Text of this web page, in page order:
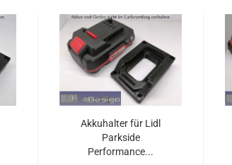
Akkuhalter für Lidl
Parkside
Performance...